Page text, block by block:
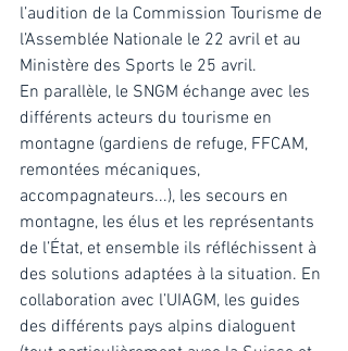
l’audition de la Commission Tourisme de
l’Assemblée Nationale le 22 avril et au
Ministère des Sports le 25 avril.
En parallèle, le SNGM échange avec les
différents acteurs du tourisme en
montagne (gardiens de refuge, FFCAM,
remontées mécaniques,
accompagnateurs...), les secours en
montagne, les élus et les représentants
de l’État, et ensemble ils réfléchissent à
des solutions adaptées à la situation. En
collaboration avec l’UIAGM, les guides
des différents pays alpins dialoguent